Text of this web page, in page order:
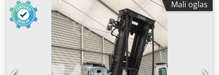
svojim jednostavnim i sigurnim radom i velikom
zapreminom punjenja, idealna je za srednje količine
materijala. Sabijanjem ovih materijala koji se mogu
reciklirati, postižete smanjenje zapremine do 90%,
značajno uštedite na troškovima odlaganja i pravilno
vratite materijal u ciklus materijala koji se može reciklirati.
Pritiskom sila: 8 tona Težina bale: do 150 kg (zavisno od
Mali oglas